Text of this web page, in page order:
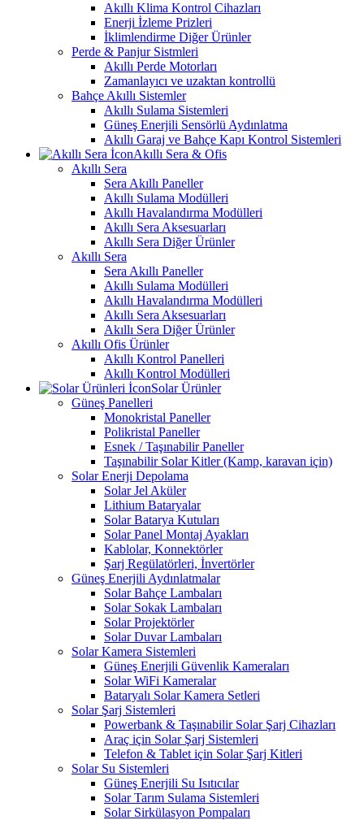
Akıllı Klima Kontrol Cihazları
Enerji İzleme Prizleri
İklimlendirme Diğer Ürünler
Perde & Panjur Sistmleri
Akıllı Perde Motorları
Zamanlayıcı ve uzaktan kontrollü
Bahçe Akıllı Sistemler
Akıllı Sulama Sistemleri
Güneş Enerjili Sensörlü Aydınlatma
Akıllı Garaj ve Bahçe Kapı Kontrol Sistemleri
Akıllı Sera & Ofis
Akıllı Sera
Sera Akıllı Paneller
Akıllı Sulama Modülleri
Akıllı Havalandırma Modülleri
Akıllı Sera Aksesuarları
Akıllı Sera Diğer Ürünler
Akıllı Sera
Sera Akıllı Paneller
Akıllı Sulama Modülleri
Akıllı Havalandırma Modülleri
Akıllı Sera Aksesuarları
Akıllı Sera Diğer Ürünler
Akıllı Ofis Ürünler
Akıllı Kontrol Panelleri
Akıllı Kontrol Modülleri
Solar Ürünler
Güneş Panelleri
Monokristal Paneller
Polikristal Paneller
Esnek / Taşınabilir Paneller
Taşınabilir Solar Kitler (Kamp, karavan için)
Solar Enerji Depolama
Solar Jel Aküler
Lithium Bataryalar
Solar Batarya Kutuları
Solar Panel Montaj Ayakları
Kablolar, Konnektörler
Şarj Regülatörleri, İnvertörler
Güneş Enerjili Aydınlatmalar
Solar Bahçe Lambaları
Solar Sokak Lambaları
Solar Projektörler
Solar Duvar Lambaları
Solar Kamera Sistemleri
Güneş Enerjili Güvenlik Kameraları
Solar WiFi Kameralar
Bataryalı Solar Kamera Setleri
Solar Şarj Sistemleri
Powerbank & Taşınabilir Solar Şarj Cihazları
Araç için Solar Şarj Sistemleri
Telefon & Tablet için Solar Şarj Kitleri
Solar Su Sistemleri
Güneş Enerjili Su Isıtıcılar
Solar Tarım Sulama Sistemleri
Solar Sirkülasyon Pompaları